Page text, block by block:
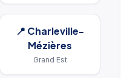
📍 Charleville-
Mézières
Grand Est